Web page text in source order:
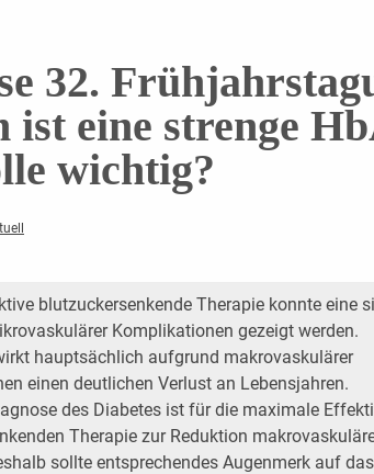
32.
ist eine strenge
wichtig?
blutzuckersenkende Therapie konnte eine
Komplikationen gezeigt werden.
hauptsächlich aufgrund makrovaskulärer
einen deutlichen Verlust an Lebensjahren.
des Diabetes ist für die maximale
Therapie zur ­Reduktion
sollte entsprechendes Augenmerk auf